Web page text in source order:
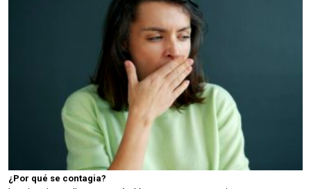
¿Por qué se contagia?